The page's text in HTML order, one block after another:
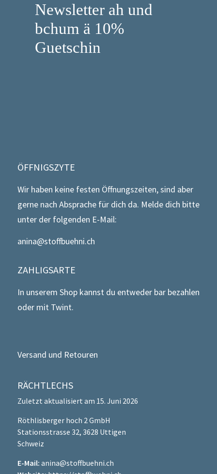
Newsletter ah und
bchum ä 10%
Guetschin
ÖFFNIGSZYTE
Wir haben keine festen Öffnungszeiten, sind aber
gerne nach Absprache für dich da. Melde dich bitte
unter der folgenden E-Mail:
anina@stoffbuehni.ch
ZAHLIGSARTE
In unserem Shop kannst du entweder bar bezahlen
oder mit Twint.
Versand und Retouren
RÄCHTLECHS
Zuletzt aktualisiert am 15. Juni 2026
Röthlisberger hoch 2 GmbH
Stationsstrasse 32, 3628 Uttigen
Schweiz
E-Mail: anina@stoffbuehni.ch